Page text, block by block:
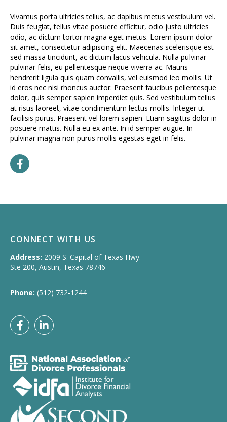
Vivamus porta ultricies tellus, ac dapibus metus vestibulum vel.
Duis feugiat, tellus vitae posuere efficitur, odio justo ultricies
odio, ac dictum tortor magna eget metus. Lorem ipsum dolor
sit amet, consectetur adipiscing elit. Maecenas scelerisque est
sed massa tincidunt, ac dictum lacus vehicula. Nulla pulvinar
pulvinar felis, eu pellentesque neque viverra ac. Mauris
hendrerit ligula quis quam convallis, vel euismod leo mollis. Ut
id eros nec nisi rhoncus auctor. Praesent faucibus pellentesque
dolor, quis semper sapien imperdiet quis. Sed vestibulum tellus
at risus laoreet, vitae condimentum lectus mollis. Integer ut
facilisis purus. Praesent vel lorem sapien. Etiam sagittis dolor in
posuere mattis. Nulla eu ex ante. In id semper augue. In
pulvinar magna non purus mollis egestas eget in felis.
CONNECT WITH US
Address: 2009 S. Capital of Texas Hwy.
Ste 200, Austin, Texas 78746
Phone: (512) 732-1244